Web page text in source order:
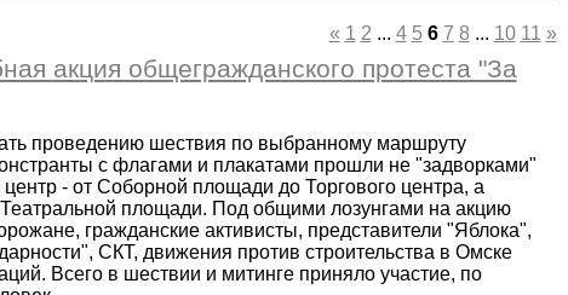
« 1 2 ... 4 5 6 7 8 ... 10 11 »
акция общегражданского протеста "За
проведению шествия по выбранному маршруту
с флагами и плакатами прошли не "задворками"
- от Соборной площади до Торгового центра, а
Театральной площади. Под общими лозунгами на акцию
гражданские активисты, представители "Яблока",
СКТ, движения против строительства в Омске
Всего в шествии и митинге приняло участие, по